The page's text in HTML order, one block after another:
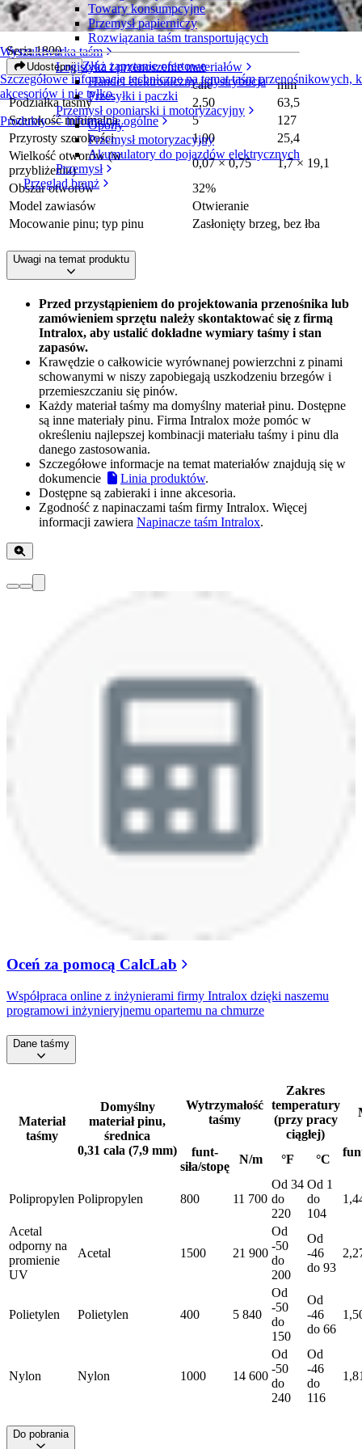
Wyszukiwarka taśm
Szczegółowe informacje techniczne na temat taśm przenośnikowych,
akcesoriów i nie tylko
Produkty — informacje ogólne
Towary konsumpcyjne
Przemysł papierniczy
Rozwiązania taśm transportujących
Logistyka i przenoszenie materiałów
Handel elektroniczny i dystrybucja
Przesyłki i paczki
Przemysł oponiarski i motoryzacyjny
Opony
Przemysł motoryzacyjny
Akumulatory do pojazdów elektrycznych
Przemysł
Przegląd branż
Mesh Top™
Seria 1800
Udostępnij Złóż zapytanie ofertowe
cale
mm
Podziałka taśmy
2,50
63,5
Szerokość minimalna
5
127
Przyrosty szerokości
1,00
25,4
Wielkość otworów (w
przybliżeniu)
0,07 × 0,75
1,7 × 19,1
Obszar otworów
32%
Model zawiasów
Otwieranie
Mocowanie pinu; typ pinu
Zasłonięty brzeg, bez łba
Uwagi na temat produktu
Przed przystąpieniem do projektowania przenośnika lub
zamówieniem sprzętu należy skontaktować się z firmą
Intralox, aby ustalić dokładne wymiary taśmy i stan
zapasów.
Krawędzie o całkowicie wyrównanej powierzchni z pinami
schowanymi w niszy zapobiegają uszkodzeniu brzegów i
przemieszczaniu się pinów.
Każdy materiał taśmy ma domyślny materiał pinu. Dostępne
są inne materiały pinu. Firma Intralox może pomóc w
określeniu najlepszej kombinacji materiału taśmy i pinu dla
danego zastosowania.
Szczegółowe informacje na temat materiałów znajdują się w
dokumencie
Linia produktów.
Dostępne są zabieraki i inne akcesoria.
Zgodność z napinaczami taśm firmy Intralox. Więcej
informacji zawiera Napinacze taśm Intralox.
Oceń za pomocą CalcLab
Współpraca online z inżynierami firmy Intralox dzięki naszemu
programowi inżynieryjnemu opartemu na chmurze
Dane taśmy
Materiał
taśmy
Domyślny
materiał pinu,
średnica
0,31 cala (7,9 mm)
Wytrzymałość
taśmy
Zakres
temperatury
(przy pracy
ciągłej)
funt-
siła/stopę
N/m °F °C
Polipropylen Polipropylen 800 11 700
Od 34
do
220
Od 1
do
104
Acetal
odporny na
promienie
UV
Acetal 1500 21 900
Od
-50
do
200
Od
-46
do 93
Polietylen Polietylen 400 5 840
Od
-50
do
150
Od
-46
do 66
Nylon Nylon 1000 14 600
Od
-50
do
240
Od
-46
do
116
Do pobrania